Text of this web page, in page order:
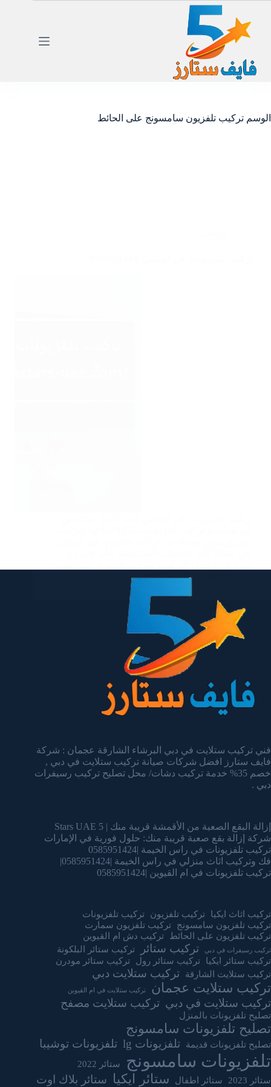
المحتوى
الوسم تركيب تلفزيون سامسونج على الحائط
يناير 14, 2025
فني تركيب ستلايت في دبي البرشاء الشارقة عجمان : شركة
فايف ستارز افضل شركات صيانة تركيب ستلايت في دبي ,
خصم 35% خدمة تركيب دشات/ محل تصليح تركيب رسيفرات
دبي .
إزالة البقع الصعبة من الأقمشة قريبة منك | 5 Stars UAE
شركة إزالة بقع صعبة قريبة منك: حلول فورية في الإمارات
تركيب تلفزيونات في راس الخيمة |0585951424
فك وتركيب اثاث منزلي في راس الخيمة |0585951424|
تركيب تلفزيونات في ام القيوين |0585951424
تركيب اثاث ايكيا تركيب تلفزيون
تركيب تلفزيونات
تركيب تلفزيون سامسونج
تركيب تلفزيون سمارت
تركيب تلفزيون على الحائط
تركيب دش ام القيوين
تركيب رسيفرات في دبي تركيب ستائر
تركيب ستائر البلكونة
تركيب ستائر ايكيا
تركيب ستائر رول
تركيب ستائر مودرن
تركيب ستلايت الشارقة
تركيب ستلايت دبي
تركيب ستلايت عجمان تركيب ستلايت في ام القيوين
تركيب ستلايت في دبي تركيب ستلايت مصفح
تصليح تلفزيونات بالمنزل
تصليح تلفزيونات سامسونج
تصليح تلفزيونات قديمة تلفزيونات lg تلفزيونات توشيبا
تلفزيونات سامسونج
ستائر 2022
ستائر 2023
ستائر اطفال ستائر ايكيا ستائر بلاك اوت